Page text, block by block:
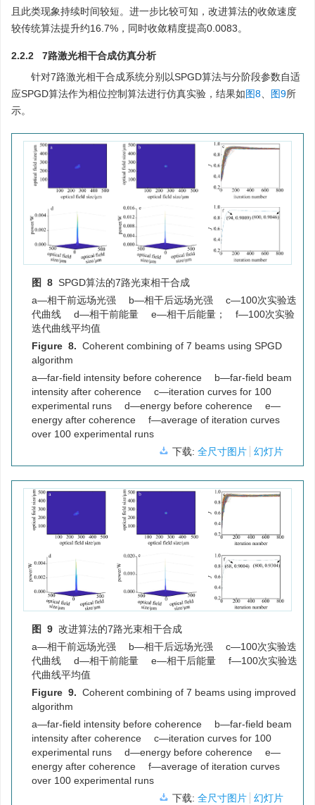
且此类现象持续时间较短。进一步比较可知，改进算法的收敛速度
较传统算法提升约16.7%，同时收敛精度提高0.0083。
2.2.2 7路激光相干合成仿真分析
针对7路激光相干合成系统分别以SPGD算法与分阶段参数自适
应SPGD算法作为相位控制算法进行仿真实验，结果如图8、 图9所
示。
图 8 SPGD算法的7路光束相干合成
a—相干前远场光强 b—相干后远场光强 c—100次实验迭
代曲线 d—相干前能量 e—相干后能量； f—100次实验
迭代曲线平均值
Figure 8. Coherent combining of 7 beams using SPGD
algorithm
a—far-field intensity before coherence b—far-field beam
intensity after coherence c—iteration curves for 100
experimental runs d—energy before coherence e—
energy after coherence f—average of iteration curves
over 100 experimental runs
下载: 全尺寸图片 幻灯片
图 9 改进算法的7路光束相干合成
a—相干前远场光强 b—相干后远场光强 c—100次实验迭
代曲线 d—相干前能量 e—相干后能量 f—100次实验迭
代曲线平均值
Figure 9. Coherent combining of 7 beams using improved
algorithm
a—far-field intensity before coherence b—far-field beam
intensity after coherence c—iteration curves for 100
experimental runs d—energy before coherence e—
energy after coherence f—average of iteration curves
over 100 experimental runs
下载: 全尺寸图片 幻灯片